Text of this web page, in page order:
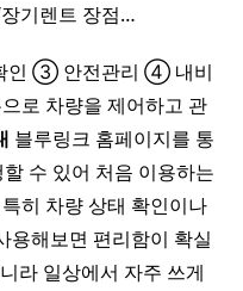
기렌트 장점…
인 ③ 안전관리 ④ 내비
로 차량을 제어하고 관
블루링크 홈페이지를 통
수 있어 처음 이용하는
히 차량 상태 확인이나
용해보면 편리함이 확실
라 일상에서 자주 쓰게